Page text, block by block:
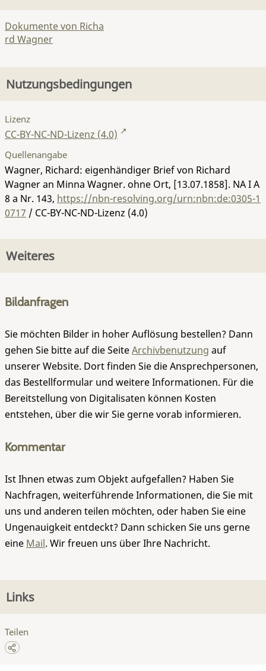
Dokumente von Richa
rd Wagner
Nutzungsbedingungen
Lizenz
CC-BY-NC-ND-Lizenz (4.0)
Quellenangabe
Wagner, Richard: eigenhändiger Brief von Richard
Wagner an Minna Wagner. ohne Ort, [13.07.1858]. NA I A
8 a Nr. 143, https://nbn-resolving.org/urn:nbn:de:0305-1
0717 / CC-BY-NC-ND-Lizenz (4.0)
Weiteres
Bildanfragen
Sie möchten Bilder in hoher Auflösung bestellen? Dann
gehen Sie bitte auf die SeiteArchivbenutzung auf
unserer Website. Dort finden Sie die Ansprechpersonen,
das Bestellformular und weitere Informationen. Für die
Bereitstellung von Digitalisaten können Kosten
entstehen, über die wir Sie gerne vorab informieren.
Kommentar
Ist Ihnen etwas zum Objekt aufgefallen? Haben Sie
Nachfragen, weiterführende Informationen, die Sie mit
uns und anderen teilen möchten, oder haben Sie eine
Ungenauigkeit entdeckt? Dann schicken Sie uns gerne
eine Mail. Wir freuen uns über Ihre Nachricht.
Links
Teilen